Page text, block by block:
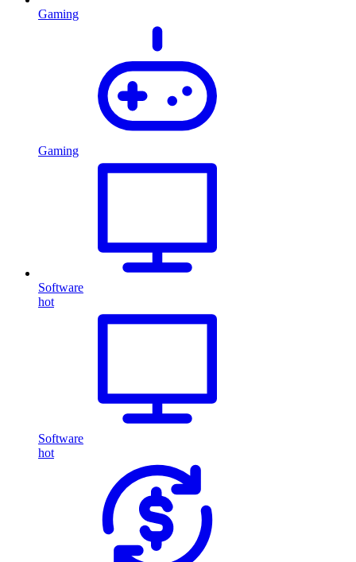
Gaming
Gaming
Software
hot
Software
hot